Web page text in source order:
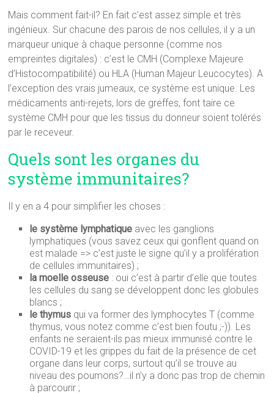
Mais comment fait-il? En fait c’est assez simple et très
ingénieux. Sur chacune des parois de nos cellules, il y a un
marqueur unique à chaque personne (comme nos
empreintes digitales) : c’est le CMH (Complexe Majeure
d’Histocompatibilité) ou HLA (Human Majeur Leucocytes). A
l’exception des vrais jumeaux, ce système est unique. Les
médicaments anti-rejets, lors de greffes, font taire ce
système CMH pour que les tissus du donneur soient tolérés
par le receveur.
Quels sont les organes du
système immunitaires?
Il y en a 4 pour simplifier les choses :
le système lymphatique avec les ganglions
lymphatiques (vous savez ceux qui gonflent quand on
est malade => c’est juste le signe qu’il y a prolifération
de cellules immunitaires) ;
la moelle osseuse : oui c’est à partir d’elle que toutes
les cellules du sang se développent donc les globules
blancs ;
le thymus qui va former des lymphocytes T (comme
thymus, vous notez comme c’est bien foutu ;-)). Les
enfants ne seraient-ils pas mieux immunisé contre le
COVID-19 et les grippes du fait de la présence de cet
organe dans leur corps, surtout qu’il se trouve au
niveau des poumons?…il n’y a donc pas trop de chemin
à parcourir ;